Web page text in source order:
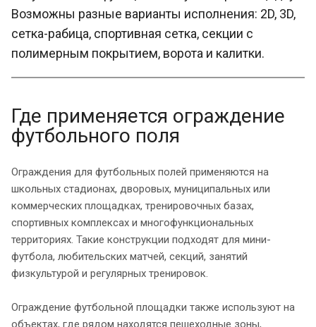
Возможны разные варианты исполнения: 2D, 3D,
сетка-рабица, спортивная сетка, секции с
полимерным покрытием, ворота и калитки.
Где применяется ограждение
футбольного поля
Ограждения для футбольных полей применяются на
школьных стадионах, дворовых, муниципальных или
коммерческих площадках, тренировочных базах,
спортивных комплексах и многофункциональных
территориях. Такие конструкции подходят для мини-
футбола, любительских матчей, секций, занятий
физкультурой и регулярных тренировок.
Ограждение футбольной площадки также используют на
объектах, где рядом находятся пешеходные зоны,